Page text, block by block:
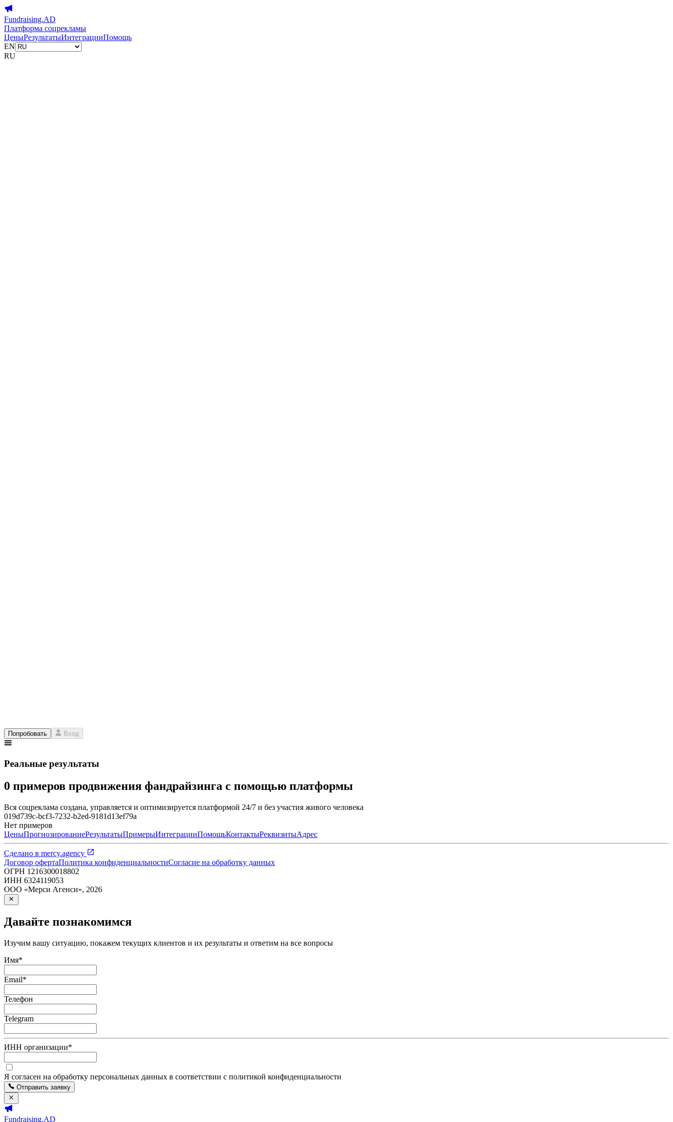
Fundraising.AD
Платформа соцрекламы
ЦеныРезультатыИнтеграцииПомощь
EN
RU
Попробовать Вход
Реальные результаты
0 примеров продвижения фандрайзинга с помощью платформы
Вся соцреклама создана, управляется и оптимизируется платформой 24/7 и без участия живого человека
019d739c-bcf3-7232-b2ed-9181d13ef79a
Нет примеров
ЦеныПрогнозированиеРезультатыПримерыИнтеграцииПомощьКонтактыРеквизитыАдрес
Сделано в mercy.agency
Договор офертаПолитика конфиденциальностиСогласие на обработку данных
ОГРН 1216300018802
ИНН 6324119053
ООО «Мерси Агенси», 2026
Давайте познакомимся
Изучим вашу ситуацию, покажем текущих клиентов и их результаты и ответим на все вопросы
Имя*
Email*
Телефон
Telegram
ИНН организации*
Я согласен на обработку персональных данных в соответствии с политикой конфиденциальности
Отправить заявку
Fundraising.AD